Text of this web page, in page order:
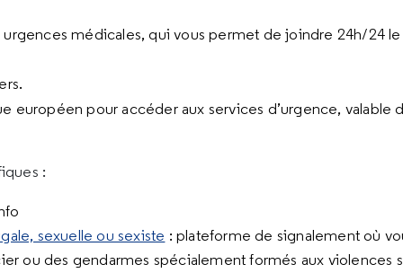
médicales, qui vous permet de joindre 24h/24 le
européen pour accéder aux services d’urgence, valable
:
sexuelle ou sexiste : plateforme de signalement où
ou des gendarmes spécialement formés aux violences